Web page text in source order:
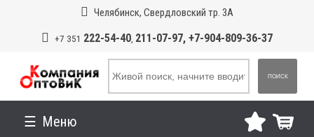
Челябинск, Свердловский тр. 3А
+7 351 222-54-40, 211-07-97, +7-904-809-36-37
ПОИСК
Меню